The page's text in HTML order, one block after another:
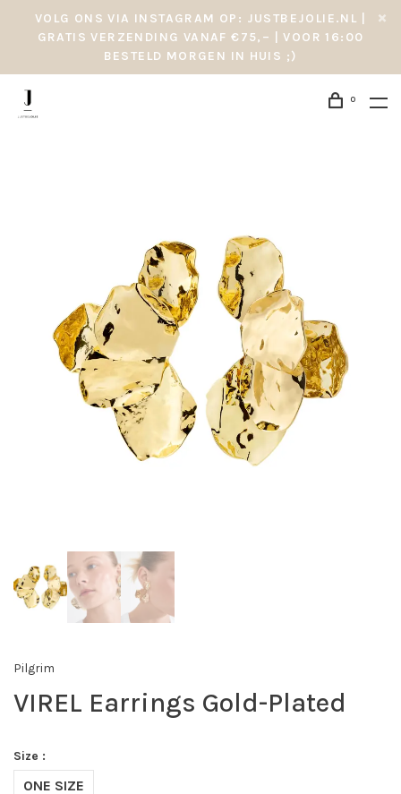
VOLG ONS VIA INSTAGRAM OP: JUSTBEJOLIE.NL |
GRATIS VERZENDING VANAF €75,– | VOOR 16:00
BESTELD MORGEN IN HUIS ;)
0
Pilgrim
VIREL Earrings Gold-Plated
Size :
ONE SIZE